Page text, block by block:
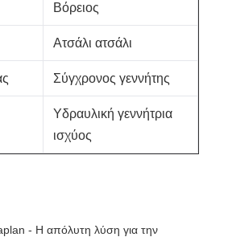
Βόρειος
Ατσάλι ατσάλι
Σύγχρονος γεννήτης
Υδραυλική γεννήτρια
ισχύος
- Η απόλυτη λύση για την